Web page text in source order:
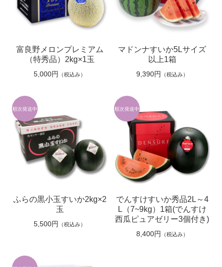
富良野メロンプレミアム
（特秀品）2kg×1玉
5,000円 （税込み）
マドンナすいか5Lサイズ
以上1箱
9,390円 （税込み）
ふらの黒小玉すいか2kg×2
玉
5,500円 （税込み）
でんすけすいか秀品2L～4
L（7~9kg）1箱(でんすけ
西瓜ピュアゼリー3個付き)
8,400円 （税込み）